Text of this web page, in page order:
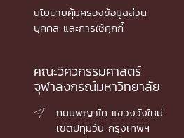
นโยบายคุ้มครองข้อมูลส่วน
บุคคล และการใช้คุกกี้
คณะวิศวกรรมศาสตร์
จุฬาลงกรณ์มหาวิทยาลัย

ถนนพญาไท แขวงวังใหม่
เขตปทุมวัน กรุงเทพฯ